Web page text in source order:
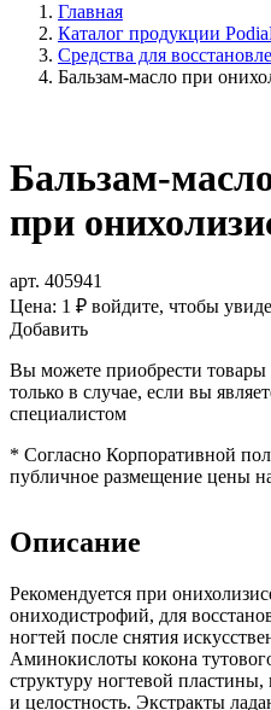
Главная
Каталог продукции
Средства для
Бальзам-масло при
Бальзам-
при
арт. 405941
Цена: 1 ₽ войдите, чтобы
Добавить
Вы можете приобрести
только в случае, если вы
специалистом
* Согласно Корпоративной
публичное размещение цены
Описание
Рекомендуется при
ониходистрофий, для
ногтей после снятия
Аминокислоты кокона
структуру ногтевой
и целостность. Экстракты